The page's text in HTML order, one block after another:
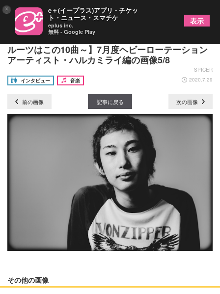
【FM802×SPICE ヘビロな人のヘビロ曲～あの人の
ルーツはこの10曲～】7月度ヘビーローテーション
アーティスト・ハルカミライ編の画像5/8
SPICER
インタビュー
音楽 2020.7.29
前の画像 記事に戻る 次の画像
その他の画像
× e＋(イープラス)アプリ - チケッ
ト・ニュース・スマチケ
eplus inc.
無料 - Google Play
表示